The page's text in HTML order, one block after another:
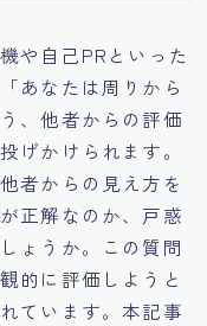
略
く方法
る方法
や自己PRといった
あなたは周りから
、他者からの評価
げかけられます。
者からの見え方を
正解なのか、戸惑
ょうか。この質問
的に評価しようと
ています。本記事